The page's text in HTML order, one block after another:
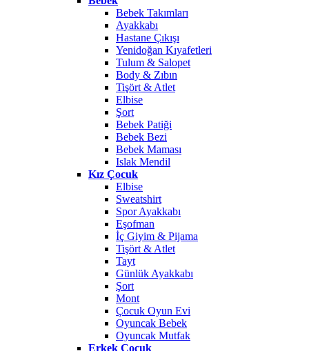
Bebek Takımları
Ayakkabı
Hastane Çıkışı
Yenidoğan Kıyafetleri
Tulum & Salopet
Body & Zıbın
Tişört & Atlet
Elbise
Şort
Bebek Patiği
Bebek Bezi
Bebek Maması
Islak Mendil
Kız Çocuk
Elbise
Sweatshirt
Spor Ayakkabı
Eşofman
İç Giyim & Pijama
Tişört & Atlet
Tayt
Günlük Ayakkabı
Şort
Mont
Çocuk Oyun Evi
Oyuncak Bebek
Oyuncak Mutfak
Erkek Çocuk